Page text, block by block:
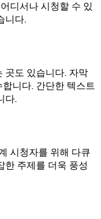
디서나 시청할 수 있
니다.
곳도 있습니다. 자막
니다. 간단한 텍스트
다.
시청자를 위해 다큐
한 주제를 더욱 풍성